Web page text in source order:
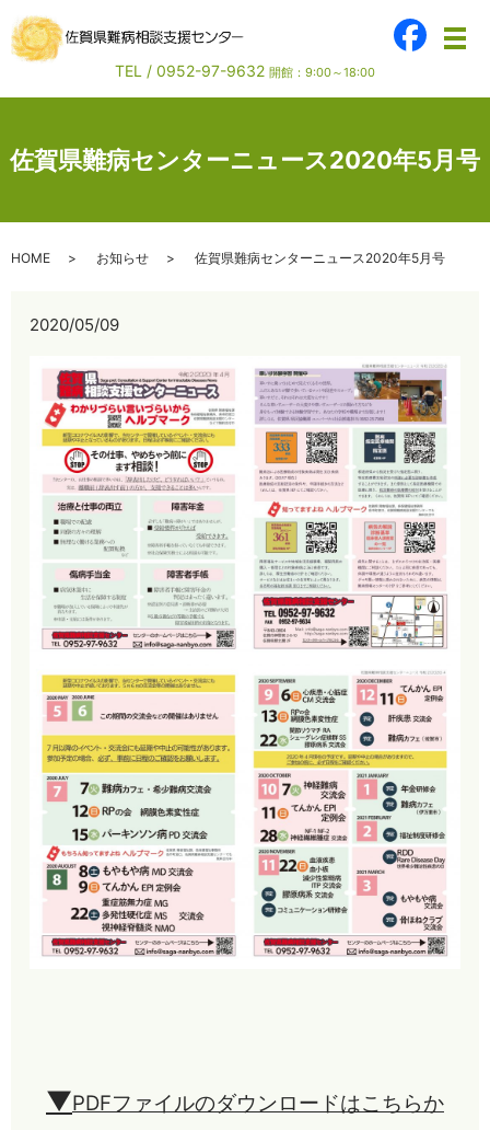
メ
TEL / 0952-97-9632 開館：9:00～18:00
佐賀県難病センターニュース2020年5月号
HOME お知らせ 佐賀県難病センターニュース2020年5月号
2020/05/09
▼PDFファイルのダウンロードはこちらか